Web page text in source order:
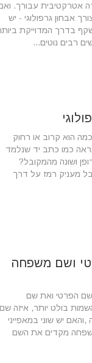
אטרקטיבית עבורך.
אבחון גרפולוגי - יש
בדרך המדוייקת
רבים נוטים...
הוא קרוב או רחוק
כמו כתב יד שנלמד
ושונה מהמקובל?
מעניק רמז על דרך
ושם משפחה
הפרטי ואת שם
בולט יותר, איזה שם
יש שוני במאפייני
מקדים את השם